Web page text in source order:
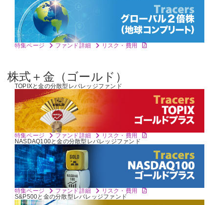
特集ページ ファンド詳細 リスク・費用
株式＋金（ゴールド）
TOPIXと金の分散型レバレッジファンド
特集ページ ファンド詳細
リスク・費用
NASDAQ100と金の分散型レバレッジファンド
特集ページ ファンド詳細
リスク・費用
S&P500と金の分散型レバレッジファンド